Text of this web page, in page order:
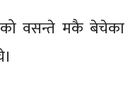
वसन्ते मकै बेचेका